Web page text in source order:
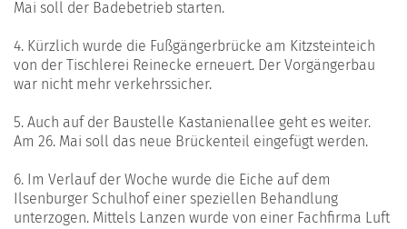
Mai soll der Badebetrieb starten.
4. Kürzlich wurde die Fußgängerbrücke am Kitzsteinteich
von der Tischlerei Reinecke erneuert. Der Vorgängerbau
war nicht mehr verkehrssicher.
5. Auch auf der Baustelle Kastanienallee geht es weiter.
Am 26. Mai soll das neue Brückenteil eingefügt werden.
6. Im Verlauf der Woche wurde die Eiche auf dem
Ilsenburger Schulhof einer speziellen Behandlung
unterzogen. Mittels Lanzen wurde von einer Fachfirma Luft